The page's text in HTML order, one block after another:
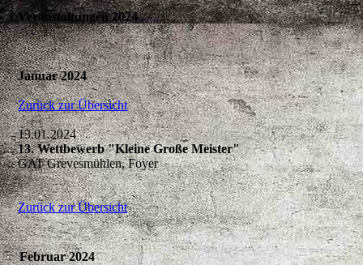
Veranstaltungen 2024
Januar 2024
Zurück zur Übersicht
13.01.2024
13. Wettbewerb "Kleine Große Meister"
GAT Grevesmühlen, Foyer
Zurück zur Übersicht
Februar 2024